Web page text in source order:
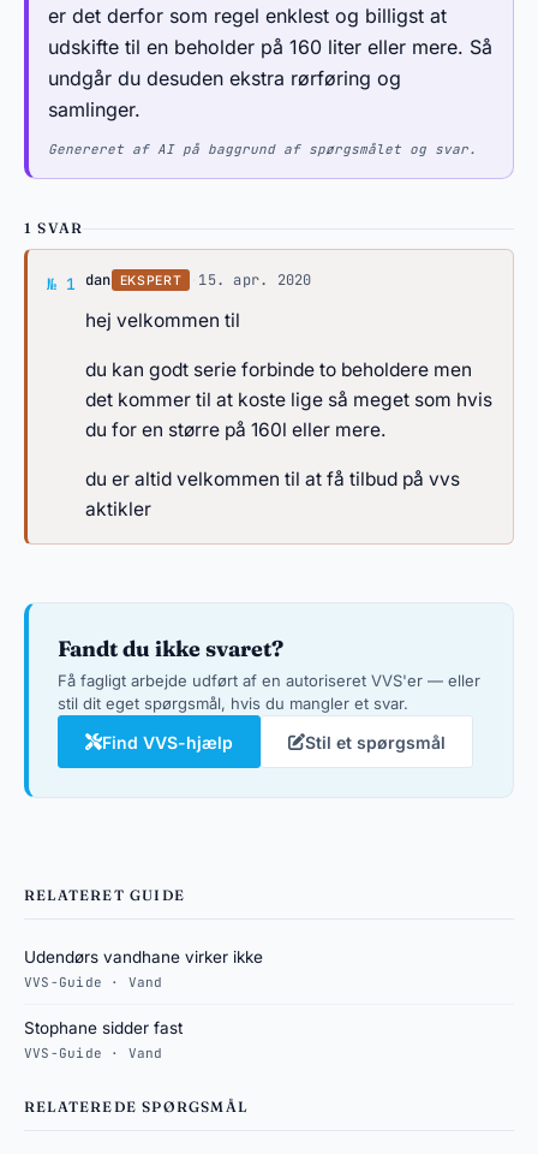
er det derfor som regel enklest og billigst at
udskifte til en beholder på 160 liter eller mere. Så
undgår du desuden ekstra rørføring og
samlinger.
Genereret af AI på baggrund af spørgsmålet og svar.
1 SVAR
№ 1 Svar af dan
dan EKSPERT 15. apr. 2020
hej velkommen til
du kan godt serie forbinde to beholdere men
det kommer til at koste lige så meget som hvis
du for en større på 160l eller mere.
du er altid velkommen til at få tilbud på vvs
aktikler
Fandt du ikke svaret?
Få fagligt arbejde udført af en autoriseret VVS'er — eller
stil dit eget spørgsmål, hvis du mangler et svar.
Find VVS-hjælp Stil et spørgsmål
RELATERET GUIDE
Udendørs vandhane virker ikke
VVS-Guide · Vand
Stophane sidder fast
VVS-Guide · Vand
RELATEREDE SPØRGSMÅL